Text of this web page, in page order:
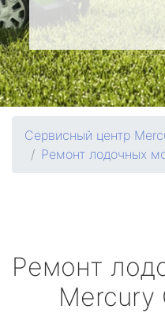
Сервисный центр
Ремонт лодочных
Ремонт
Mercury